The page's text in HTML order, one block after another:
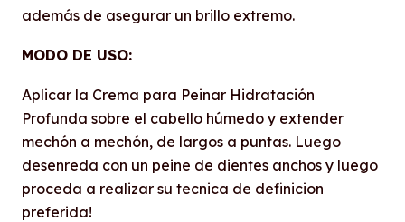
además de asegurar un brillo extremo.
MODO DE USO:
Aplicar la Crema para Peinar Hidratación
Profunda sobre el cabello húmedo y extender
mechón a mechón, de largos a puntas. Luego
desenreda con un peine de dientes anchos y luego
proceda a realizar su tecnica de definicion
preferida!